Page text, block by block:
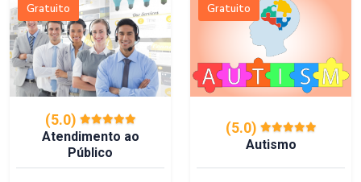
Gratuito
(5.0)
Atendimento ao
Público
Gratuito
(5.0)
Autismo